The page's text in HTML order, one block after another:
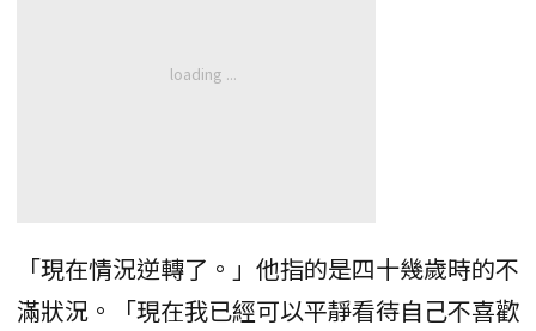
「現在情況逆轉了。」他指的是四十幾歲時的不
滿狀況。「現在我已經可以平靜看待自己不喜歡